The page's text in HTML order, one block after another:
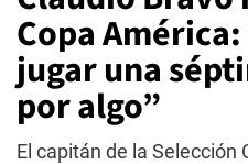
Copa
jugar una
por algo”
El capitán de la Selección